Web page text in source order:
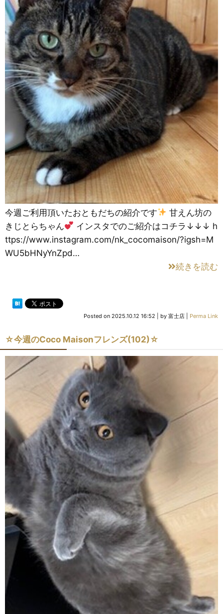
今週ご利用頂いたおともだちの紹介です
甘えん坊の
きじとらちゃん
インスタでのご紹介はコチラ↓↓↓ h
ttps://www.instagram.com/nk_cocomaison/?igsh=M
WU5bHNyYnZpd…
続きを読む
Posted on 2025.10.12 16:52 by 富士店 Perma Link
☆今週のCoco Maisonフレンズ(102)☆